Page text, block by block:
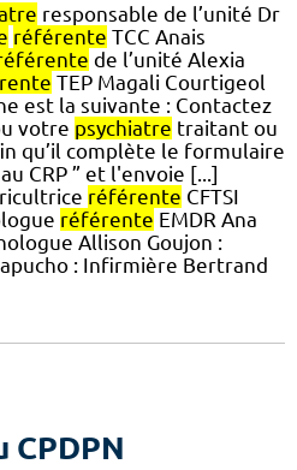
responsable de l’unité Dr
référente TCC Anais
de l’unité Alexia
TEP Magali Courtigeol
est la suivante : Contactez
votre psychiatre traitant ou
qu’il complète le formulaire
CRP ” et l'envoie [...]
référente CFTSI
référente EMDR Ana
Allison Goujon :
: Infirmière Bertrand
CPDPN